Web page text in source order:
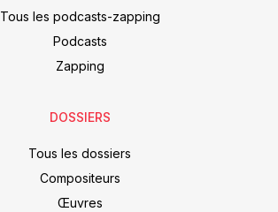
Tous les podcasts-zapping
Podcasts
Zapping
DOSSIERS
Tous les dossiers
Compositeurs
Œuvres